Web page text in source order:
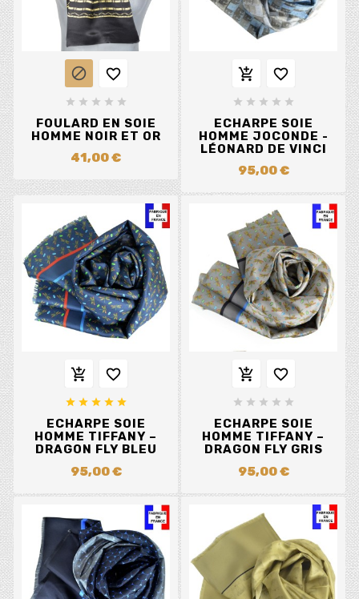
 
    
FOULARD EN SOIE
HOMME NOIR ET OR
41,00 €
 
    
ECHARPE SOIE
HOMME JOCONDE -
LÉONARD DE VINCI
95,00 €
 
    
ECHARPE SOIE
HOMME TIFFANY –
DRAGON FLY BLEU
95,00 €
 
    
ECHARPE SOIE
HOMME TIFFANY –
DRAGON FLY GRIS
95,00 €